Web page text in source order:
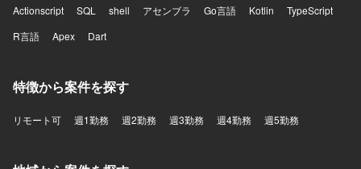
Actionscript
SQL shell アセンブラ Go言語 Kotlin
TypeScript
R言語
Apex Dart
特徴から案件を探す
リモート可 週1勤務 週2勤務 週3勤務 週4勤務 週5勤務